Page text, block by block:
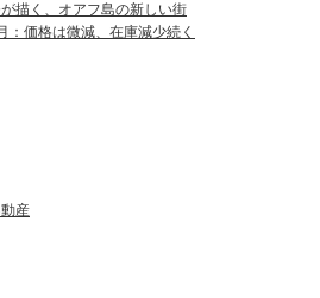
描く、オアフ島の新しい街
：価格は微減、在庫減少続く
産